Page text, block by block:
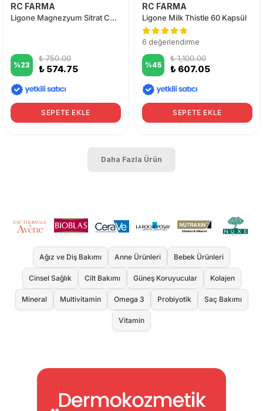
RC FARMA
Ligone Magnezyum Sitrat Complex 60 Tablet
%23
₺ 750.00
₺ 574.75
SEPETE EKLE
RC FARMA
Ligone Milk Thistle 60 Kapsül
6 değerlendirme
%45
₺ 1,100.00
₺ 607.05
SEPETE EKLE
Daha Fazla Ürün
Ağız ve Diş Bakımı Anne Ürünleri Bebek Ürünleri
Cinsel Sağlık Cilt Bakımı Güneş Koruyucular Kolajen
Mineral Multivitamin Omega 3 Probiyotik Saç Bakımı
Vitamin